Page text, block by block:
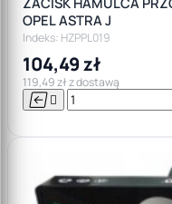
OPEL ASTRA J
Indeks: HZPPL019
104,49 zł
119,49 zł z dostawą
 